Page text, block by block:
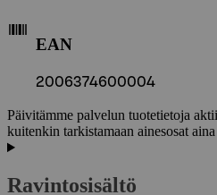
EAN
2006374600004
Päivitämme palvelun tuotetietoja
kuitenkin tarkistamaan ainesosat
Ravintosisältö